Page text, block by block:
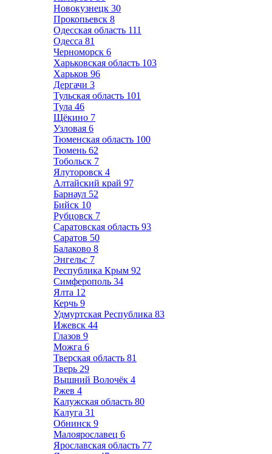
Новокузнецк 30
Прокопьевск 8
Одесская область 111
Одесса 81
Черноморск 6
Харьковская область 103
Харьков 96
Дергачи 3
Тульская область 101
Тула 46
Щёкино 7
Узловая 6
Тюменская область 100
Тюмень 62
Тобольск 7
Ялуторовск 4
Алтайский край 97
Барнаул 52
Бийск 10
Рубцовск 7
Саратовская область 93
Саратов 50
Балаково 8
Энгельс 7
Республика Крым 92
Симферополь 34
Ялта 12
Керчь 9
Удмуртская Республика 83
Ижевск 44
Глазов 9
Можга 6
Тверская область 81
Тверь 29
Вышний Волочёк 4
Ржев 4
Калужская область 80
Калуга 31
Обнинск 9
Малоярославец 6
Ярославская область 77